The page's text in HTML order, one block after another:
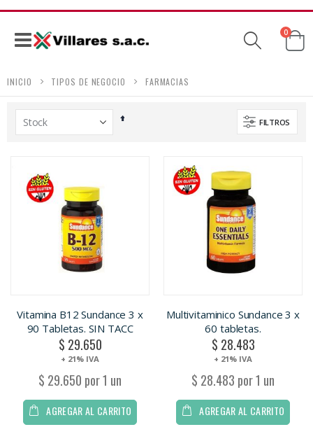
Navegación
0
INICIO TIPOS DE NEGOCIO FARMACIAS
FILTROS
Establecer
Vitamina B12 Sundance 3 x
90 Tabletas. SIN TACC
$ 29.650
+ 21% IVA
$ 29.650 por 1 un
AGREGAR AL CARRITO
Multivitaminico Sundance 3 x
60 tabletas.
$ 28.483
+ 21% IVA
$ 28.483 por 1 un
AGREGAR AL CARRITO